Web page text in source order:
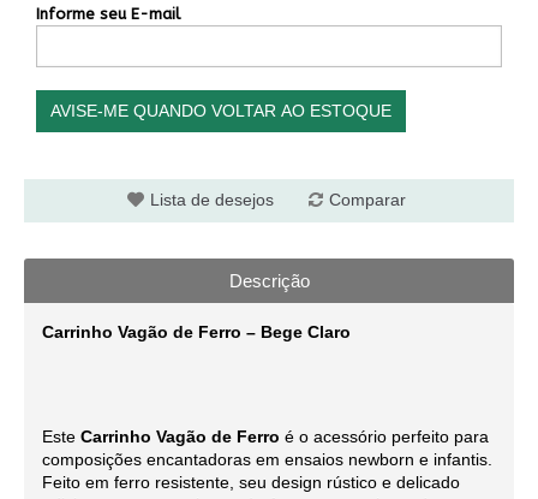
Informe seu E-mail
AVISE-ME QUANDO VOLTAR AO ESTOQUE
Lista de desejos Comparar
Descrição
Carrinho Vagão de Ferro – Bege Claro
Este Carrinho Vagão de Ferro é o acessório perfeito para
composições encantadoras em ensaios newborn e infantis.
Feito em ferro resistente, seu design rústico e delicado